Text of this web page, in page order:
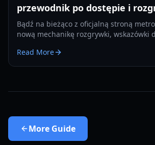
przewodnik po dostępie i
Bądź na bieżąco z oficjalną stroną
nową mechanikę rozgrywki, wskazówki
premierę w 2026 roku.
Read More
More Guide